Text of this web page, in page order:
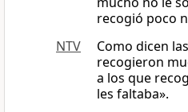
recogió poco
NTV
Como dicen
recogieron
a los que
les faltaba».